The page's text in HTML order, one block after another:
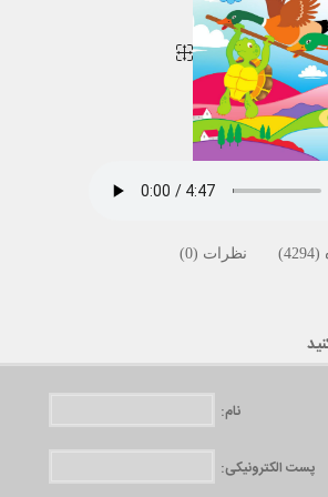
(0)
نام:
پست الکترونیکی: